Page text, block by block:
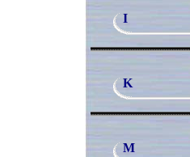
I
K
M